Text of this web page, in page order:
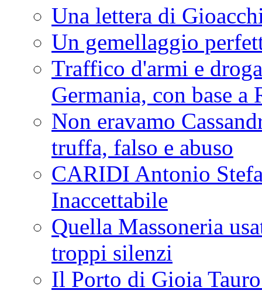
Una lettera di
Un gemellaggio
Traffico d'armi e
Germania, con base a
Non eravamo
truffa, falso e abuso
CARIDI Antonio
Inaccettabile
Quella Massoneria
troppi silenzi
Il Porto di Gioia